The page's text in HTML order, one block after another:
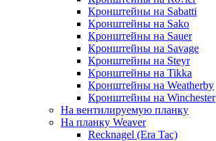
Кронштейны на Sabatti
Кронштейны на Sako
Кронштейны на Sauer
Кронштейны на Savage
Кронштейны на Steyr
Кронштейны на Tikka
Кронштейны на Weatherby
Кронштейны на Winchester
На вентилируемую планку
На планку Weaver
Recknagel (Era Tac)